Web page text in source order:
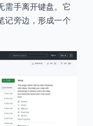
需手离开键盘。它
记旁边，形成一个